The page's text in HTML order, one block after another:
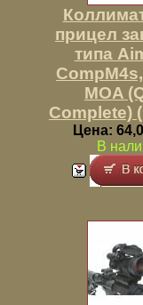
прицел
типа
MOA
Complete)
Цена:
В